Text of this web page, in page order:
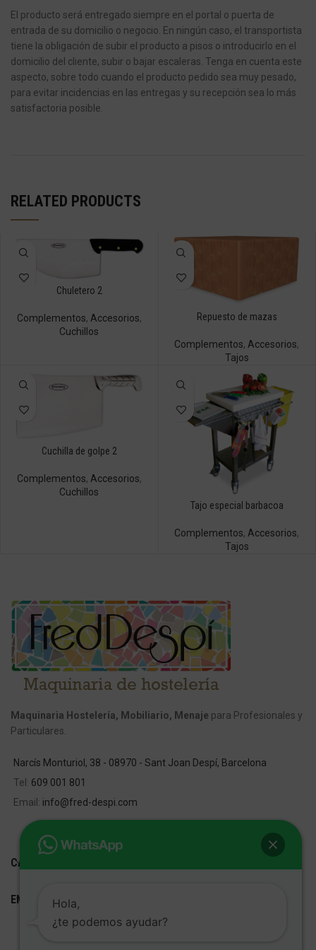
El producto será entregado siempre en el portal o puerta de
entrada de su domicilio o negocio. En ningún caso, el transportista
tiene la obligación de subir el producto a pisos o introducirlo en el
domicilio del cliente, subir o bajar escaleras. Tenga en cuenta este
aspecto, sobre todo cuando el producto pedido sea muy pesado,
para evitar incidencias en las entregas y su recepción sea lo más
satisfactoria posible.
RELATED PRODUCTS
Chuletero 2
Complementos, Accesorios,
Cuchillos
Repuesto de mazas
Complementos,Accesorios,
Tajos
Cuchilla de golpe 2
Complementos, Accesorios,
Cuchillos
Tajo especial barbacoa
Complementos, Accesorios,
Tajos
Maquinaria Hostelería, Mobiliario, Menaje para Profesionales y
Particulares.
Narcís Monturiol, 38 - 08970 - Sant Joan Despí, Barcelona
Tel: 609 001 801
Email: info@fred-despi.com
CATEGORIAS
ENLACES ÚTILES
Hola,
¿te podemos ayudar?